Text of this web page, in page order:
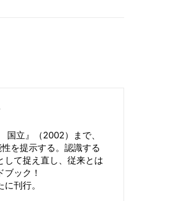
立』（2002）まで、
を提示する。認識する
して捉え直し、従来とは
ック！
刊行。